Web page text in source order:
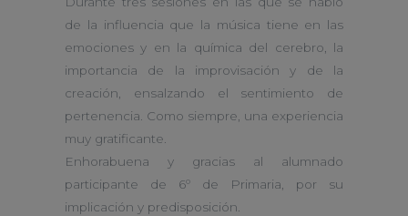
de la influencia que la música tiene en las
emociones y en la química del cerebro, la
importancia de la improvisación y de la
creación, ensalzando el sentimiento de
pertenencia. Como siempre, una experiencia
muy gratificante.
Enhorabuena y gracias al alumnado
participante de 6º de Primaria, por su
implicación y predisposición.